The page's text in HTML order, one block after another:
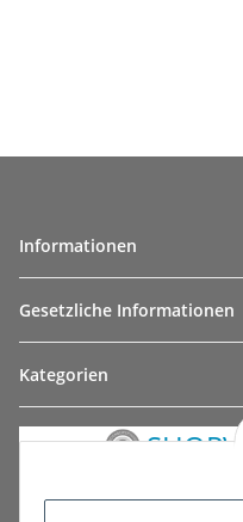
Informationen
Gesetzliche Informationen
Kategorien